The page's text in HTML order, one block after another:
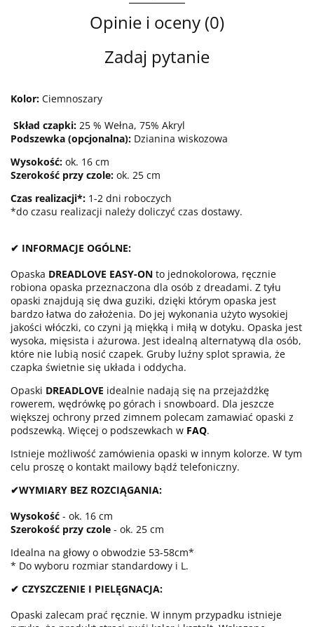
Opinie i oceny (0)
Zadaj pytanie
Kolor: Ciemnoszary
Skład czapki: 25 % Wełna, 75% Akryl
Podszewka (opcjonalna): Dzianina wiskozowa
Wysokość: ok. 16 cm
Szerokość przy czole: ok. 25 cm
Czas realizacji*: 1-2 dni roboczych
*do czasu realizacji należy doliczyć czas dostawy.
✔ INFORMACJE OGÓLNE:
Opaska DREADLOVE EASY-ON to jednokolorowa, ręcznie
robiona opaska przeznaczona dla osób z dreadami. Z tyłu
opaski znajdują się dwa guziki, dzięki którym opaska jest
bardzo łatwa do założenia. Do jej wykonania użyto wysokiej
jakości włóczki, co czyni ją miękką i miłą w dotyku. Opaska jest
wysoka, mięsista i ażurowa. Jest idealną alternatywą dla osób,
które nie lubią nosić czapek. Gruby luźny splot sprawia, że
czapka świetnie się układa i oddycha.
Opaski DREADLOVE idealnie nadają się na przejażdżkę
rowerem, wędrówkę po górach i snowboard. Dla jeszcze
większej ochrony przed zimnem polecam zamawiać opaski z
podszewką. Więcej o podszewkach w FAQ.
Istnieje możliwość zamówienia opaski w innym kolorze. W tym
celu proszę o kontakt mailowy bądź telefoniczny.
✔WYMIARY BEZ ROZCIĄGANIA:
Wysokość - ok. 16 cm
Szerokość przy czole - ok. 25 cm
Idealna na głowy o obwodzie 53-58cm*
* Do wyboru rozmiar standardowy i L.
✔ CZYSZCZENIE I PIELĘGNACJA:
Opaski zalecam prać ręcznie. W innym przypadku istnieje